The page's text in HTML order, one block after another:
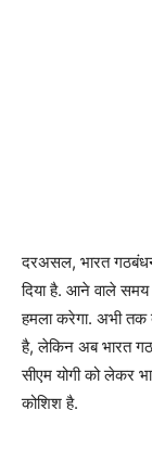
दरअसल, भारत
दिया है. आने वाले समय
हमला करेगा. अभी तक
है, लेकिन अब भारत
सीएम योगी को लेकर
कोशिश है.